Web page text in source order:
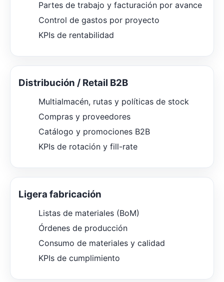
Partes de trabajo y facturación por avance
Control de gastos por proyecto
KPIs de rentabilidad
Distribución / Retail B2B
Multialmacén, rutas y políticas de stock
Compras y proveedores
Catálogo y promociones B2B
KPIs de rotación y fill-rate
Ligera fabricación
Listas de materiales (BoM)
Órdenes de producción
Consumo de materiales y calidad
KPIs de cumplimiento